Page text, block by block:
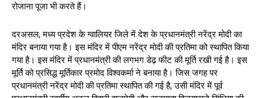
रोजाना पूजा भी करते हैं।
दरअसल, मध्य प्रदेश के ग्वालियर जिले में देश के प्रधानमंत्री नरेंद्र मोदी का
मंदिर बनाया गया है। इस मंदिर में पीएम नरेंद्र मोदी की प्रतिमा को स्थापित किया
गया है। इस मंदिर में प्रधानमंत्री की लगभग डेढ़ फीट की मूर्ति रखी गई है। इस
मूर्ति को प्रसिद्ध मूर्तिकार प्रमोद विश्वकर्मा ने बनाया है। जिस जगह पर
प्रधानमंत्री नरेंद्र मोदी की प्रतिमा स्थापित की गई है, उसी मंदिर में पूर्व